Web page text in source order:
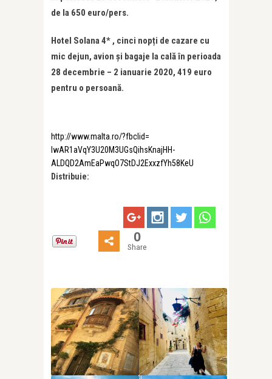
de la 650 euro/pers.
Hotel Solana 4* , cinci nopți de cazare cu
mic dejun, avion și bagaje la cală în perioada
28 decembrie – 2 ianuarie 2020, 419 euro
pentru o persoană.
http://www.malta.ro/?fbclid=
IwAR1aVqY3U20M3UGsQihsKnajHH-
ALDQD2AmEaPwqO7StDJ2ExxzfYh58KeU
Distribuie:
0
Share